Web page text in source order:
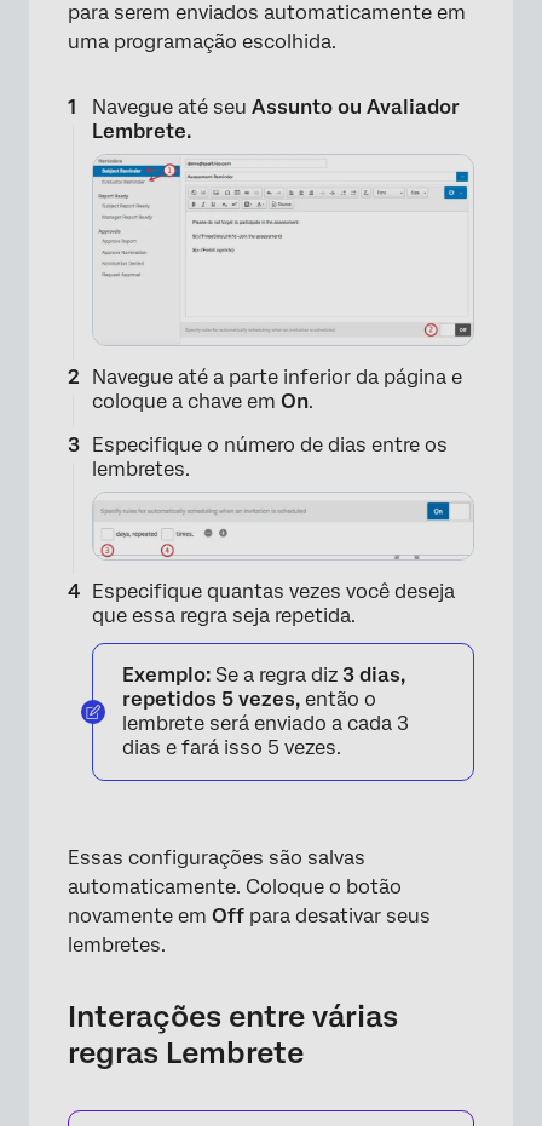
para serem enviados automaticamente em
uma programação escolhida.
Navegue até seu Assunto ou Avaliador
Lembrete.
Navegue até a parte inferior da página e
coloque a chave em On.
Especifique o número de dias entre os
lembretes.
Especifique quantas vezes você deseja
que essa regra seja repetida.
Exemplo: Se a regra diz 3 dias,
repetidos 5 vezes, então o
lembrete será enviado a cada 3
dias e fará isso 5 vezes.
Essas configurações são salvas
automaticamente. Coloque o botão
novamente em Off para desativar seus
lembretes.
Interações entre várias
regras Lembrete